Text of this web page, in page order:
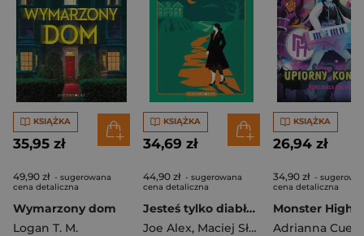
KSIĄŻKA
35,95 zł
49,90 zł - sugerowana
cena detaliczna
Wymarzony dom
Logan T. M.
KSIĄŻKA
34,69 zł
44,90 zł - sugerowana
cena detaliczna
Jesteś tylko diabłem
Joe Alex, Maciej Słomczyński
KSIĄŻKA
26,94 zł
34,90 zł -
cena detaliczna
Adrianna